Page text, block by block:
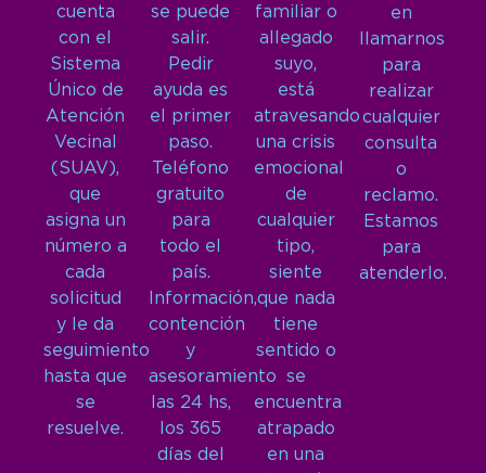
cuenta
con el
Sistema
Único de
Atención
Vecinal
(SUAV),
que
asigna un
número a
cada
solicitud
y le da
seguimiento
hasta que
se
resuelve.
se puede
salir.
Pedir
ayuda es
el primer
paso.
Teléfono
gratuito
para
todo el
país.
Información,
contención
y
asesoramiento
las 24 hs,
los 365
días del
familiar o
allegado
suyo,
está
atravesando
una crisis
emocional
de
cualquier
tipo,
siente
que nada
tiene
sentido o
se
encuentra
atrapado
en una
en
llamarnos
para
realizar
cualquier
consulta
o
reclamo.
Estamos
para
atenderlo.